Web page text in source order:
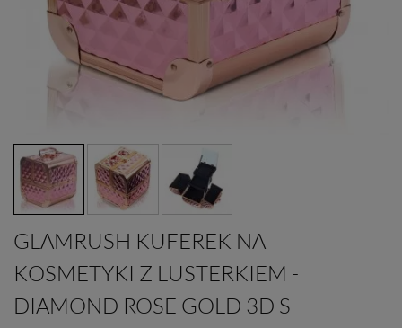
GLAMRUSH KUFEREK NA
KOSMETYKI Z LUSTERKIEM -
DIAMOND ROSE GOLD 3D S